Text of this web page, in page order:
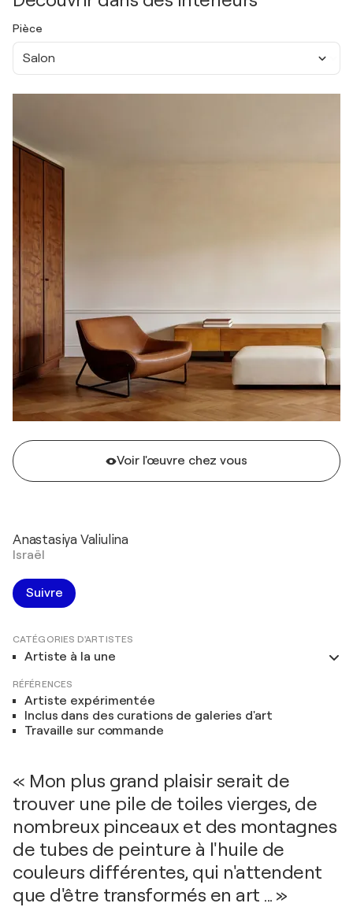
Pièce
Salon
Voir l'œuvre chez vous
Anastasiya Valiulina
Israël
Suivre
CATÉGORIES D'ARTISTES
Artiste à la une
RÉFÉRENCES
Artiste expérimentée
Inclus dans des curations de galeries d'art
Travaille sur commande
« Mon plus grand plaisir serait de
trouver une pile de toiles vierges, de
nombreux pinceaux et des montagnes
de tubes de peinture à l'huile de
couleurs différentes, qui n'attendent
que d'être transformés en art ... »